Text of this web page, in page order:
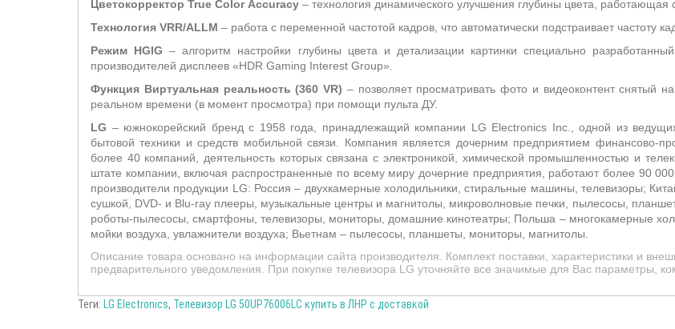
Цветокорректор True Color Accuracy – технология динамического улучшения глубины цвета, работающая
Технология VRR/ALLM – работа с переменной частотой кадров, что автоматически подстраивает частоту
Режим HGIG – алгоритм настройки глубины цвета и детализации картинки специально
производителей дисплеев «HDR Gaming Interest Group».
Функция Виртуальная реальность (360 VR) – позволяет просматривать фото и видеоконтент
реальном времени (в момент просмотра) при помощи пульта ДУ.
LG – южнокорейский бренд с 1958 года, принадлежащий компании LG Electronics Inc., одной из
бытовой техники и средств мобильной связи. Компания является дочерним предприятием
более 40 компаний, деятельность которых связана с электроникой, химической промышленностью и
штате компании, включая распространенные по всему миру дочерние предприятия, работают более 90
производители продукции LG: Россия – двухкамерные холодильники, стиральные машины, телевизоры;
сушкой, DVD- и Blu-ray плееры, музыкальные центры и магнитолы, микроволновые печки, пылесосы,
роботы-пылесосы, смартфоны, телевизоры, мониторы, домашние кинотеатры; Польша – многокамерные
мойки воздуха, увлажнители воздуха; Вьетнам – пылесосы, планшеты, мониторы, магнитолы.
Описание товара основано на информации сайта производителя. Комплект поставки, характеристики и
предварительного уведомления. При покупке телевизора LG уточняйте все значимые для Вас параметры,
Теги: LG Electronics, Телевизор LG 50UP76006LC купить в ЛНР с доставкой